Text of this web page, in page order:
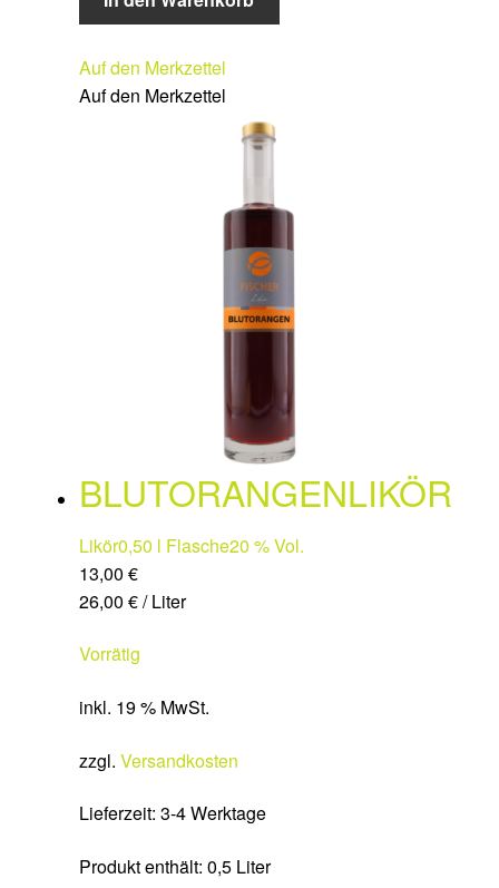
Auf den Merkzettel
Auf den Merkzettel
BLUTORANGENLIKÖR
Likör0,50 l Flasche20 % Vol.
13,00 €
26,00 €/Liter
Vorrätig
inkl. 19 % MwSt.
zzgl. Versandkosten
Lieferzeit: 3-4 Werktage
Produkt enthält: 0,5 Liter